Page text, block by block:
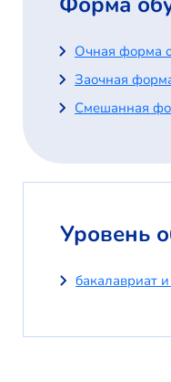
Очная форма
Заочная
Смешанная
Уровень
бакалавриат